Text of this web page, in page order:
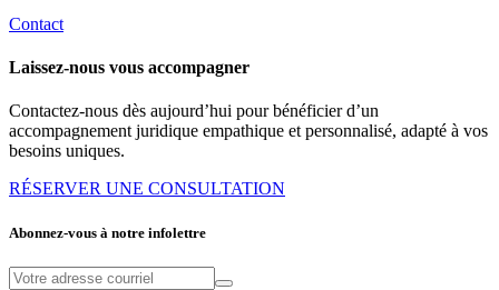
Contact
Laissez-nous vous accompagner
Contactez-nous dès aujourd’hui pour bénéficier d’un
accompagnement juridique empathique et personnalisé, adapté à vos
besoins uniques.
RÉSERVER UNE CONSULTATION
Abonnez-vous à notre infolettre